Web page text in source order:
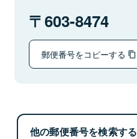
603-8474
郵便番号をコピーする
他の郵便番号を検索する